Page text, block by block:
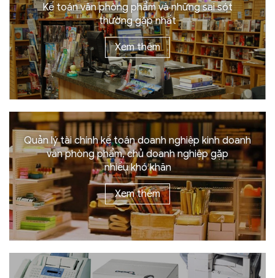
Kế toán văn phòng phẩm và những sai sót
thường gặp nhất
Xem thêm
Quản lý tài chính kế toán doanh nghiệp kinh doanh
văn phòng phẩm, chủ doanh nghiệp gặp
nhiều khó khăn
Xem thêm